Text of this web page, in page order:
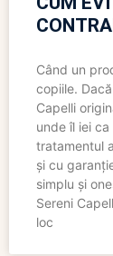
Când un
copiile.
Capelli
unde îl iei
tratamentul
și cu
simplu și
Sereni
loc